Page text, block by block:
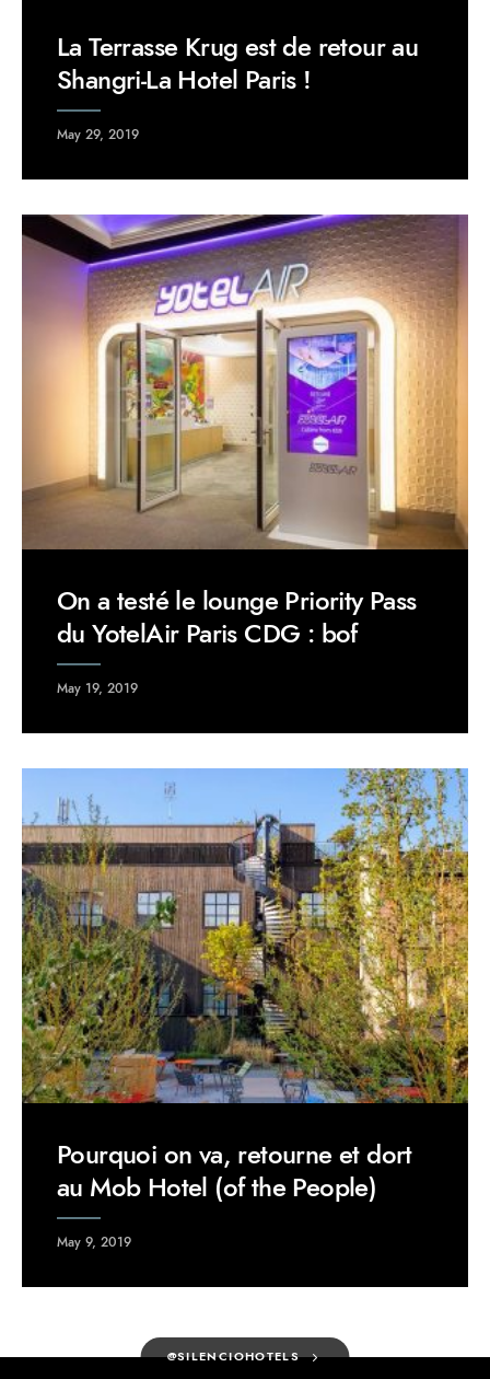
La Terrasse Krug est de retour au
Shangri-La Hotel Paris !
May 29, 2019
On a testé le lounge Priority Pass
du YotelAir Paris CDG : bof
May 19, 2019
Pourquoi on va, retourne et dort
au Mob Hotel (of the People)
May 9, 2019
@SILENCIOHOTELS